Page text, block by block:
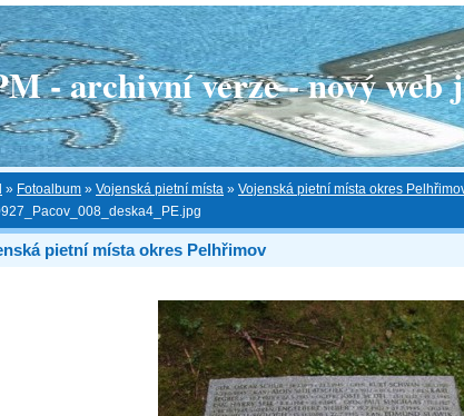
- archivní verze - nový web
» Fotoalbum » Vojenská pietní místa » Vojenská pietní místa okres
pietní místa okres Pelhřimov